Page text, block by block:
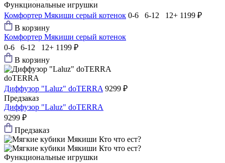
Функциональные игрушки
Комфортер Мякиши серый котенок 0-6 6-12 12+ 1199 ₽
В корзину
Комфортер Мякиши серый котенок
0-6 6-12 12+ 1199 ₽
В корзину
doTERRA
Диффузор "Laluz" doTERRA 9299 ₽
Предзаказ
Диффузор "Laluz" doTERRA
9299 ₽
Предзаказ
Функциональные игрушки